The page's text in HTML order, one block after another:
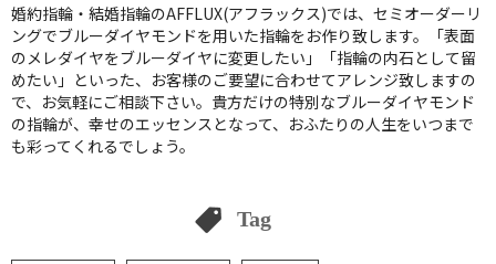
婚約指輪・結婚指輪のAFFLUX(アフラックス)では、セミオーダーリ
ングでブルーダイヤモンドを用いた指輪をお作り致します。「表面
のメレダイヤをブルーダイヤに変更したい」「指輪の内石として留
めたい」といった、お客様のご要望に合わせてアレンジ致しますの
で、お気軽にご相談下さい。貴方だけの特別なブルーダイヤモンド
の指輪が、幸せのエッセンスとなって、おふたりの人生をいつまで
も彩ってくれるでしょう。
Tag